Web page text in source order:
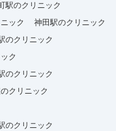
駅のクリニック
ック
神田駅のクリニック
のクリニック
ク
のクリニック
クリニック
のクリニック